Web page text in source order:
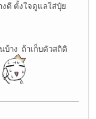
ดี ตั้งใจดูแลใส่ปุ๋ย
บ้าง ถ้าเก็บตัวสถิติ